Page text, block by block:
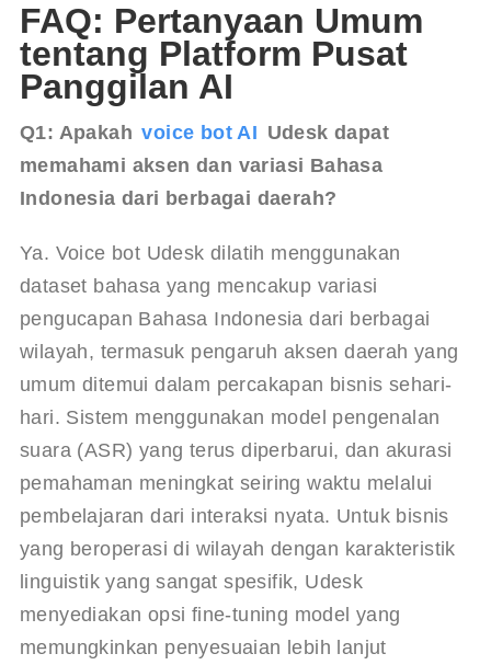
FAQ: Pertanyaan Umum
tentang Platform Pusat
Panggilan AI
Q1: Apakah voice bot AI Udesk dapat
memahami aksen dan variasi Bahasa
Indonesia dari berbagai daerah?
Ya. Voice bot Udesk dilatih menggunakan
dataset bahasa yang mencakup variasi
pengucapan Bahasa Indonesia dari berbagai
wilayah, termasuk pengaruh aksen daerah yang
umum ditemui dalam percakapan bisnis sehari-
hari. Sistem menggunakan model pengenalan
suara (ASR) yang terus diperbarui, dan akurasi
pemahaman meningkat seiring waktu melalui
pembelajaran dari interaksi nyata. Untuk bisnis
yang beroperasi di wilayah dengan karakteristik
linguistik yang sangat spesifik, Udesk
menyediakan opsi fine-tuning model yang
memungkinkan penyesuaian lebih lanjut